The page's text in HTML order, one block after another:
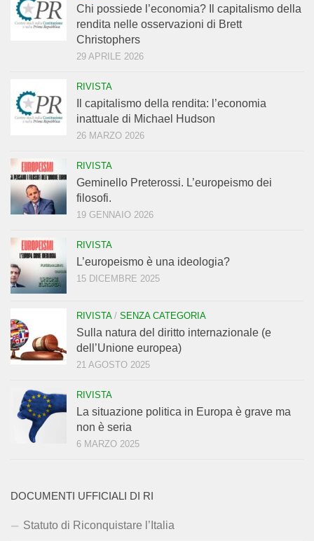
Chi possiede l’economia? Il capitalismo della
rendita nelle osservazioni di Brett
Christophers
29 APRILE 2026
RIVISTA
Il capitalismo della rendita: l’economia
inattuale di Michael Hudson
26 MARZO 2026
RIVISTA
Geminello Preterossi. L’europeismo dei
filosofi.
19 GENNAIO 2026
RIVISTA
L’europeismo è una ideologia?
15 DICEMBRE 2025
RIVISTA/ SENZA CATEGORIA
Sulla natura del diritto internazionale (e
dell’Unione europea)
21 AGOSTO 2025
RIVISTA
La situazione politica in Europa è grave ma
non è seria
6 MARZO 2025
DOCUMENTI UFFICIALI DI RI
Statuto di Riconquistare l’Italia